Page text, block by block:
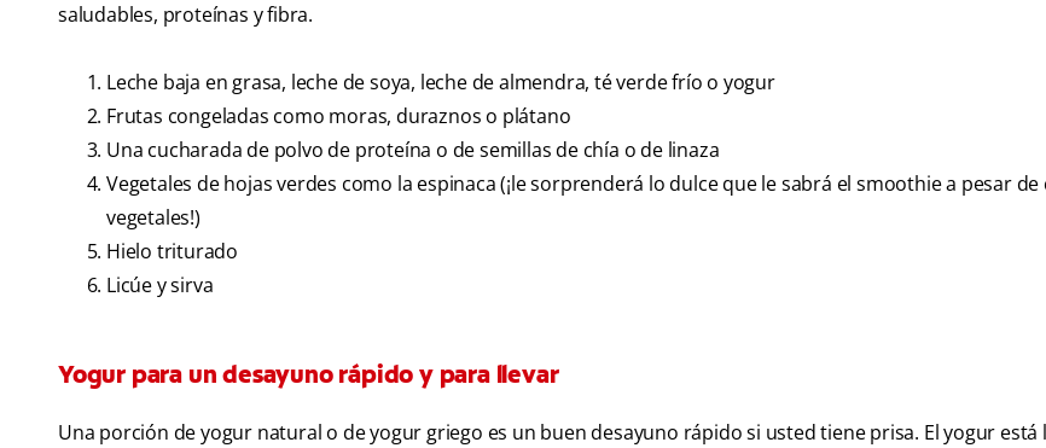
saludables, proteínas y fibra.
Leche baja en grasa, leche de soya, leche de almendra, té verde frío o yogur
Frutas congeladas como moras, duraznos o plátano
Una cucharada de polvo de proteína o de semillas de chía o de linaza
Vegetales de hojas verdes como la espinaca (¡le sorprenderá lo dulce que le sabrá el smoothie a pesar
vegetales!)
Hielo triturado
Licúe y sirva
Yogur para un desayuno rápido y para llevar
Una porción de yogur natural o de yogur griego es un buen desayuno rápido si usted tiene prisa. El yogur está